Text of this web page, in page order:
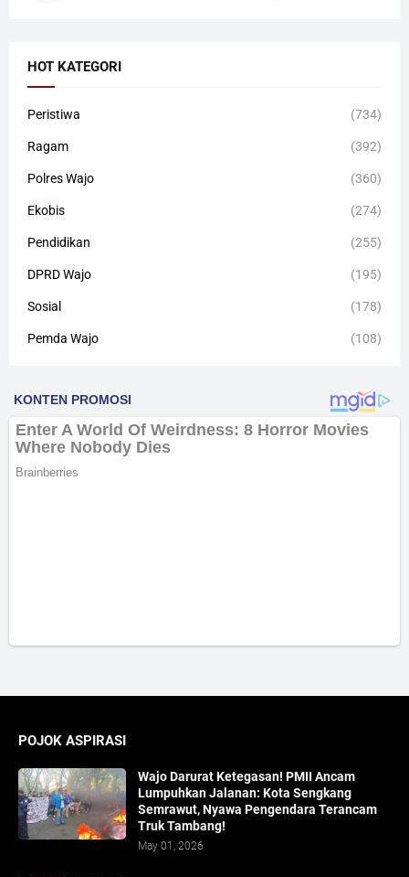
HOT KATEGORI
Peristiwa (734)
Ragam (392)
Polres Wajo (360)
Ekobis (274)
Pendidikan (255)
DPRD Wajo (195)
Sosial (178)
Pemda Wajo (108)
POJOK ASPIRASI
Wajo Darurat Ketegasan! PMII Ancam
Lumpuhkan Jalanan: Kota Sengkang
Semrawut, Nyawa Pengendara Terancam
Truk Tambang!
May 01, 2026